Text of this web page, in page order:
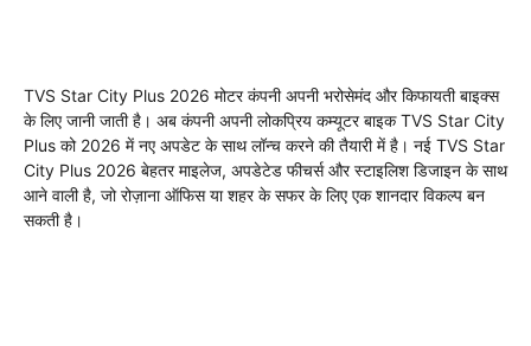
TVS Star City Plus 2026 मोटर कंपनी अपनी भरोसेमंद और किफायती बाइक्स
के लिए जानी जाती है। अब कंपनी अपनी लोकप्रिय कम्यूटर बाइक TVS Star City
Plus को 2026 में नए अपडेट के साथ लॉन्च करने की तैयारी में है। नई TVS Star
City Plus 2026 बेहतर माइलेज, अपडेटेड फीचर्स और स्टाइलिश डिजाइन के साथ
आने वाली है, जो रोज़ाना ऑफिस या शहर के सफर के लिए एक शानदार विकल्प बन
सकती है।